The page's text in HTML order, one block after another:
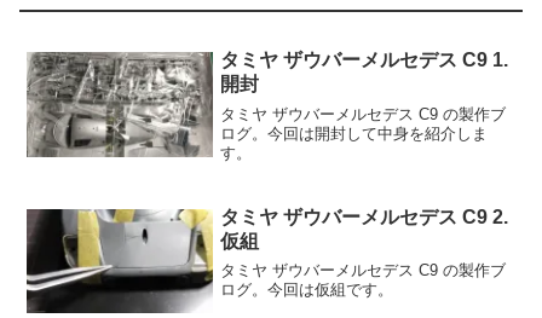
タミヤ ザウバーメルセデス C9 1.
開封
タミヤ ザウバーメルセデス C9 の製作ブ
ログ。今回は開封して中身を紹介しま
す。
タミヤ ザウバーメルセデス C9 2.
仮組
タミヤ ザウバーメルセデス C9 の製作ブ
ログ。今回は仮組です。